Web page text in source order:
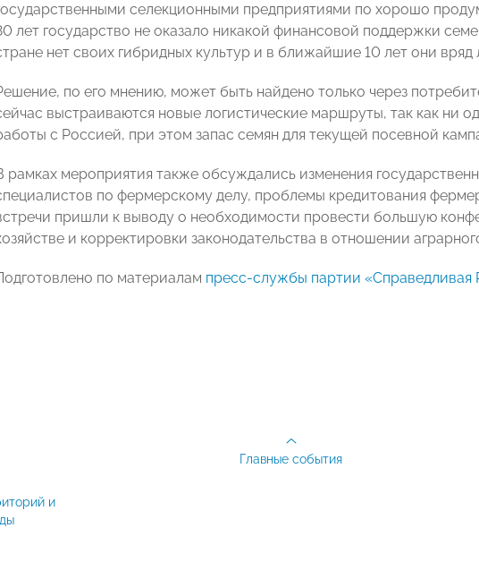
селекционными предприятиями по хорошо
лет государство не оказало никакой финансовой поддержки
нет своих гибридных культур и в ближайшие 10 лет они вряд
по его мнению, может быть найдено только через
выстраиваются новые логистические маршруты, так как ни
с Россией, при этом запас семян для текущей посевной
рамках мероприятия также обсуждались изменения
по фермерскому делу, проблемы кредитования
пришли к выводу о необходимости провести большую
и корректировки законодательства в отношении
по материалам пресс-службы партии «Справедливая
и
Главные события